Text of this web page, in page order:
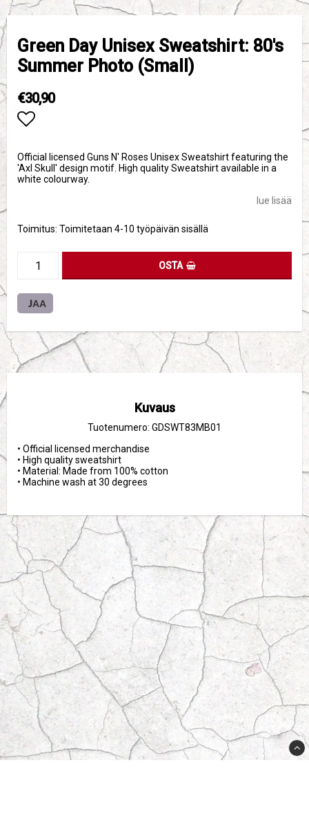
Green Day Unisex Sweatshirt: 80's
Summer Photo (Small)
€30,90
Official licensed Guns N' Roses Unisex Sweatshirt featuring the
'Axl Skull' design motif. High quality Sweatshirt available in a
white colourway.
lue lisää
Toimitus: Toimitetaan 4-10 työpäivän sisällä
OSTA
JAA
Kuvaus
Tuotenumero: GDSWT83MB01
• Official licensed merchandise
• High quality sweatshirt
• Material: Made from 100% cotton
• Machine wash at 30 degrees